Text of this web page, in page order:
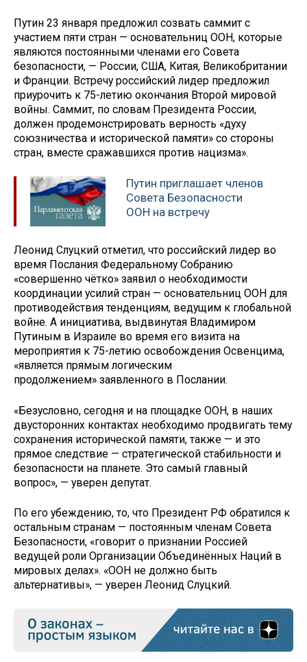
Путин 23 января предложил созвать саммит с
участием пяти стран — основательниц ООН, которые
являются постоянными членами его Совета
безопасности, — России, США, Китая, Великобритании
и Франции. Встречу российский лидер предложил
приурочить к 75-летию окончания Второй мировой
войны. Саммит, по словам Президента России,
должен продемонстрировать верность «духу
союзничества и исторической памяти» со стороны
стран, вместе сражавшихся против нацизма».
Путин приглашает членов
Совета Безопасности
ООН на встречу
Леонид Слуцкий отметил, что российский лидер во
время Послания Федеральному Собранию
«совершенно чётко» заявил о необходимости
координации усилий стран — основательниц ООН для
противодействия тенденциям, ведущим к глобальной
войне. А инициатива, выдвинутая Владимиром
Путиным в Израиле во время его визита на
мероприятия к 75-летию освобождения Освенцима,
«является прямым логическим
продолжением» заявленного в Послании.
«Безусловно, сегодня и на площадке ООН, в наших
двусторонних контактах необходимо продвигать тему
сохранения исторической памяти, также — и это
прямое следствие — стратегической стабильности и
безопасности на планете. Это самый главный
вопрос», — уверен депутат.
По его убеждению, то, что Президент РФ обратился к
остальным странам — постоянным членам Совета
Безопасности, «говорит о признании Россией
ведущей роли Организации Объединённых Наций в
мировых делах». «ООН не должно быть
альтернативы», — уверен Леонид Слуцкий.